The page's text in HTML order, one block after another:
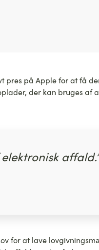
pres på Apple for at få
der kan bruges af
for at lave